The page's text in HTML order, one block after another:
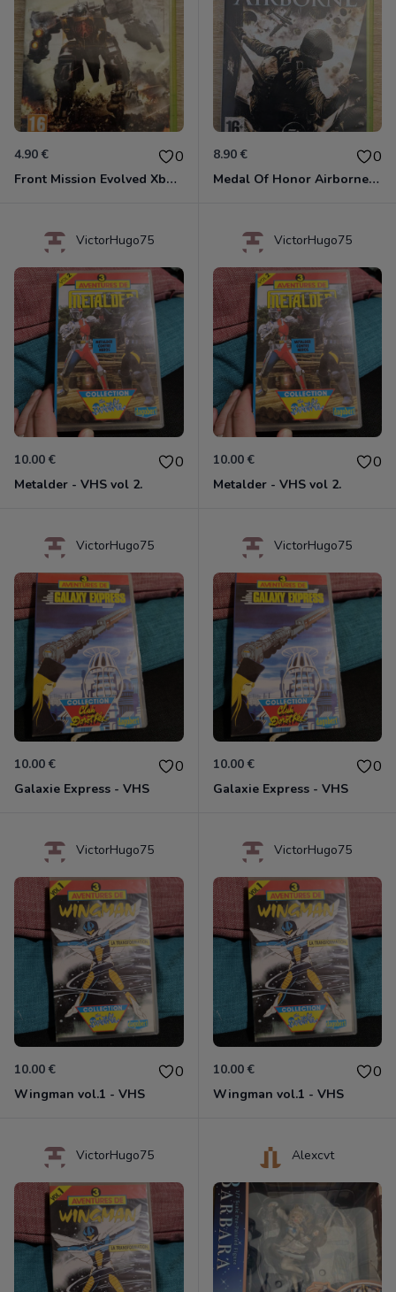
4.90 € 0
Front Mission Evolved Xbox 360
8.90 € 0
Medal Of Honor Airborne Xbox 360
VictorHugo75
10.00 € 0
Metalder - VHS vol 2.
VictorHugo75
10.00 € 0
Metalder - VHS vol 2.
VictorHugo75
10.00 € 0
Galaxie Express - VHS
VictorHugo75
10.00 € 0
Galaxie Express - VHS
VictorHugo75
10.00 € 0
Wingman vol.1 - VHS
VictorHugo75
10.00 € 0
Wingman vol.1 - VHS
VictorHugo75 Alexcvt